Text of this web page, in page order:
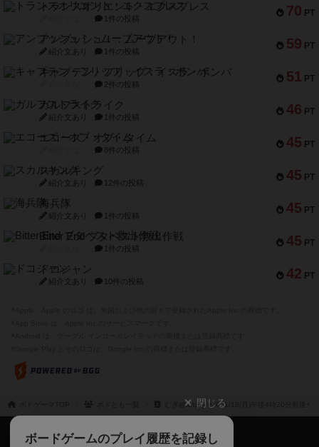
70 PT
トランスオリエント・エクスプレス
1件の投稿
59 PT
アンブッシュ！：ムーブアウト！
紹介文あり 1件の投稿
51 PT
キャプテン・フリップ：イスラ・ボンバ
2件の投稿
46 PT
ガルフストライク
紹介文あり 1件の投稿
45 PT
エコーズ・オブ・タイム
8件の投稿
45 PT
スカルキング
紹介文あり 12件の投稿
45 PT
海兵隊
紹介文あり 1件の投稿
45 PT
Bitter End ブタペスト救出作戦
1件の投稿
42 PT
ドコジャン
紹介文あり 10件の投稿
むぎ@totoキャス11/18(月)午後4時20分前後
閉じる
ボードゲームのプレイ履歴を記録し
ボドゲーマTOP